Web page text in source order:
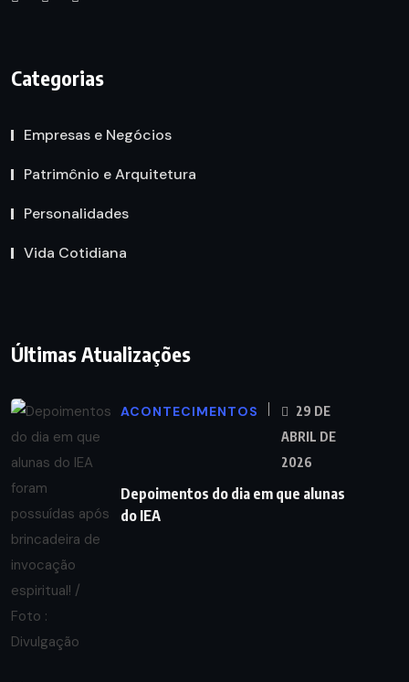
Categorias
Empresas e Negócios
Patrimônio e Arquitetura
Personalidades
Vida Cotidiana
Últimas Atualizações
ACONTECIMENTOS
29 DE
ABRIL DE
2026
Depoimentos do dia em que alunas
do IEA